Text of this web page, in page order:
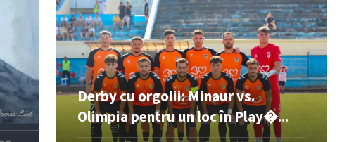
Derby cu orgolii: Minaur vs.
Olimpia pentru un loc în Play�...